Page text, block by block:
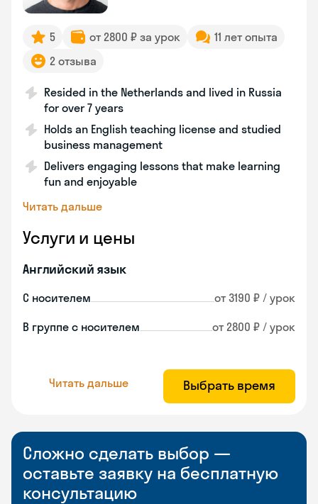
5 от 2800 ₽ за урок
11 лет опыта
2 отзыва
Resided in the Netherlands and lived in Russia
for over 7 years
Holds an English teaching license and studied
business management
Delivers engaging lessons that make learning
fun and enjoyable
Читать дальше
Услуги и цены
Английский язык
С носителем от 3190 ₽ / урок
В группе с носителем от 2800 ₽ / урок
Читать дальше Выбрать время
Сложно сделать выбор —
оставьте заявку на бесплатную
консультацию